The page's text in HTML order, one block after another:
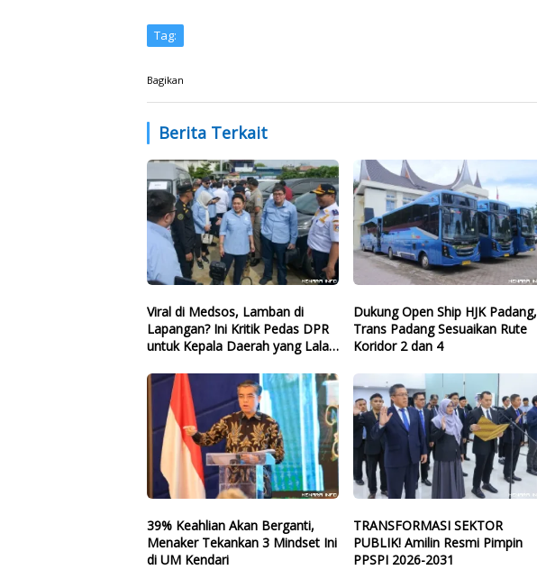
Tag:
Bagikan
Berita Terkait
Viral di Medsos, Lamban di
Lapangan? Ini Kritik Pedas DPR
untuk Kepala Daerah yang Lalai
Dukung Open Ship HJK Padang,
Trans Padang Sesuaikan Rute
Koridor 2 dan 4
39% Keahlian Akan Berganti,
Menaker Tekankan 3 Mindset Ini
di UM Kendari
TRANSFORMASI SEKTOR
PUBLIK! Amilin Resmi Pimpin
PPSPI 2026-2031